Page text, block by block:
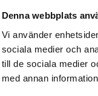
Denna webbplats
Vi använder
sociala medier och
till de sociala medier
med annan